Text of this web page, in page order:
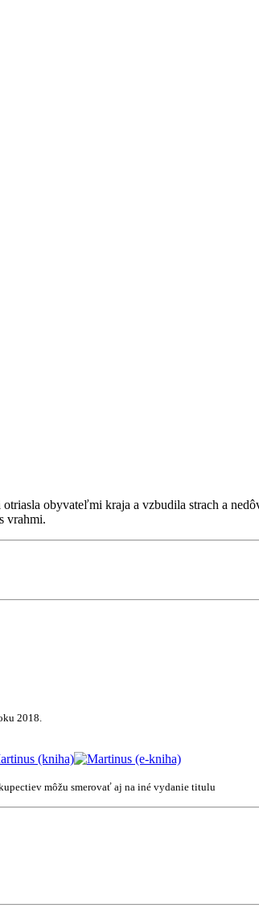
obyvateľmi kraja a vzbudila strach a
vrahmi.
2018.
môžu smerovať aj na iné vydanie titulu